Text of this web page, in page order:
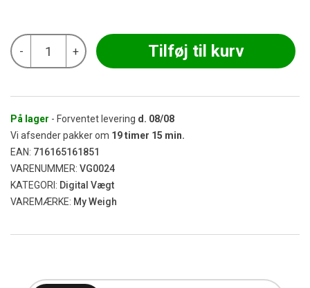
-
My
Weigh
-
200g
antal
+ Tilføj til kurv
På lager - Forventet levering d. 08/08
Vi afsender pakker om 19timer 15 min.
EAN: 716165161851
VARENUMMER: VG0024
KATEGORI: Digital Vægt
VAREMÆRKE: My Weigh